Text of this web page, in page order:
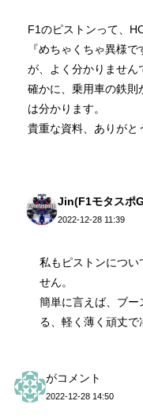
F1のピストンって、
『めちゃくちゃ異様
が、よく分かりません
確かに、乗用車の鉄則
は分かります。
貴重な資料、ありがと
Jin(F1モタスポ
2022-12-28 11:39
私もピストンについ
せん。
簡単に言えば、ブ
る、軽く薄く頑丈で
がコメント
2022-12-28 14:50